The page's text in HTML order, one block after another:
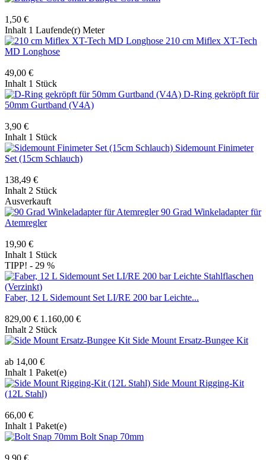
1,50 €
Inhalt 1 Laufende(r) Meter
210 cm Miflex XT-Tech
MD Longhose
49,00 €
Inhalt 1 Stück
D-Ring gekröpft für
50mm Gurtband (V4A)
3,90 €
Inhalt 1 Stück
Sidemount Finimeter
Set (15cm Schlauch)
138,49 €
Inhalt 2 Stück
Ausverkauft
90 Grad Winkeladapter für
Atemregler
19,90 €
Inhalt 1 Stück
TIPP! - 29 %
Faber, 12 L Sidemount Set LI/RE 200 bar Leichte...
829,00 € 1.160,00 €
Inhalt 2 Stück
Side Mount Ersatz-Bungee Kit
ab 14,00 €
Inhalt 1 Paket(e)
Side Mount Rigging-Kit
(12L Stahl)
66,00 €
Inhalt 1 Paket(e)
Bolt Snap 70mm
9,90 €